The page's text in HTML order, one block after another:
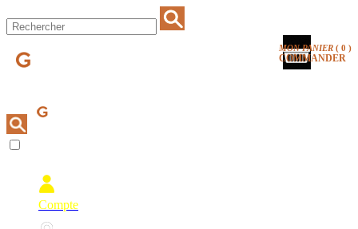
MON PANIER ( 0 )
COMMANDER
Compte